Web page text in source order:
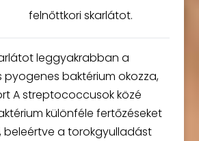
felnőttkori skarlátot.
leggyakrabban a
baktérium okozza,
A streptococcusok közé
különféle fertőzéseket
beleértve a torokgyulladást